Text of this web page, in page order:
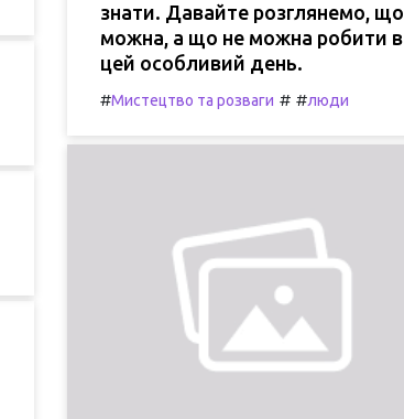
знати. Давайте розглянемо, що
можна, а що не можна робити в
цей особливий день.
#Мистецтво та розваги # #люди